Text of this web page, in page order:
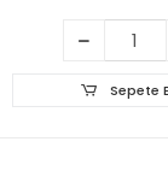
Sepete